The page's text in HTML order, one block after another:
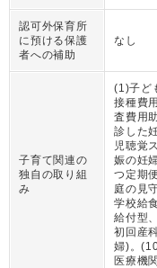
認可外保育所
に預ける保護
者への補助
なし
子育て関連の
独自の取り組
み
(1)子ど
接種費
査費用
診した
児聴覚
娠の妊
つ定期
庭の見
学校給
給付型
初回産
婦)。
医療機